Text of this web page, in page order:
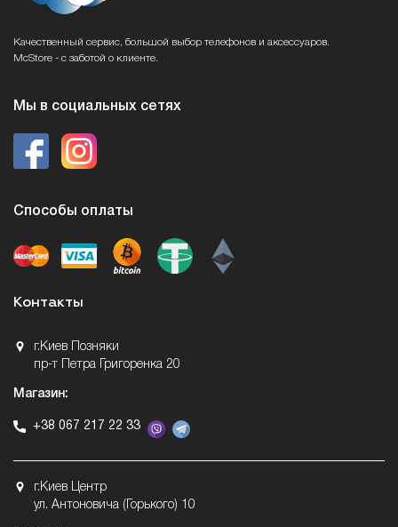
Качественный сервис, большой выбор телефонов и аксессуаров.
McStore - с заботой о клиенте.
Мы в социальных сетях
Способы оплаты
Контакты
г.Киев Позняки
пр-т Петра Григоренка 20
Магазин:
+38 067 217 22 33
г.Киев Центр
ул. Антоновича (Горького) 10